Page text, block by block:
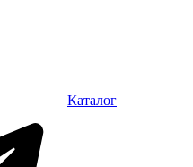
Каталог